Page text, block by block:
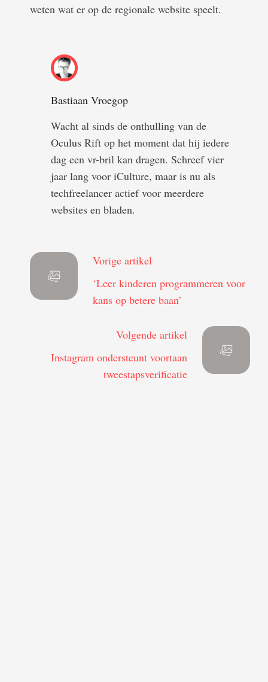
weten wat er op de regionale website speelt.
Bastiaan Vroegop
Wacht al sinds de onthulling van de
Oculus Rift op het moment dat hij iedere
dag een vr-bril kan dragen. Schreef vier
jaar lang voor iCulture, maar is nu als
techfreelancer actief voor meerdere
websites en bladen.
Vorige artikel
‘Leer kinderen programmeren voor
kans op betere baan’
Volgende artikel
Instagram ondersteunt voortaan
tweestapsverificatie